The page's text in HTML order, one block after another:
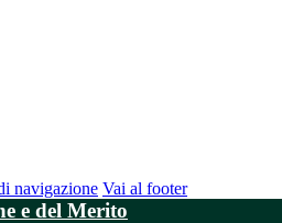
navigazione Vai al footer
e del Merito